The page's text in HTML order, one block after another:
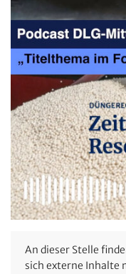
An dieser Stelle
sich externe Inhalte